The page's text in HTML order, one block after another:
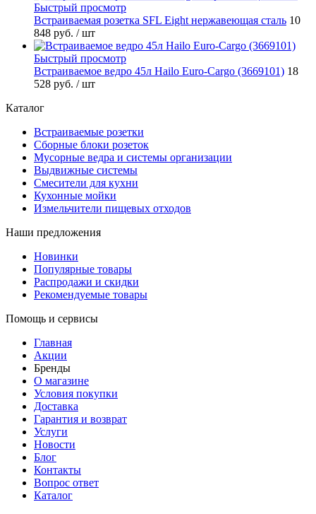
Быстрый просмотр
Встраиваемая розетка SFL Eight нержавеющая сталь 10
848 руб. / шт
Быстрый просмотр
Встраиваемое ведро 45л Hailo Euro-Cargo (3669101) 18
528 руб. / шт
Каталог
Встраиваемые розетки
Сборные блоки розеток
Мусорные ведра и системы организации
Выдвижные системы
Смесители для кухни
Кухонные мойки
Измельчители пищевых отходов
Наши предложения
Новинки
Популярные товары
Распродажи и скидки
Рекомендуемые товары
Помощь и сервисы
Главная
Акции
Бренды
О магазине
Условия покупки
Доставка
Гарантия и возврат
Услуги
Новости
Блог
Контакты
Вопрос ответ
Каталог